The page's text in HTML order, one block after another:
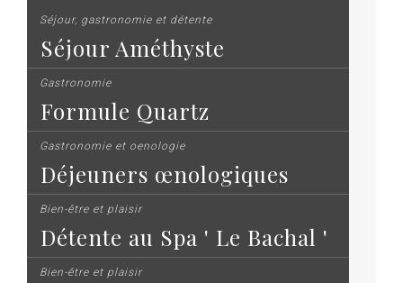
Séjour, gastronomie et détente
Séjour Améthyste
Gastronomie
Formule Quartz
Gastronomie et oenologie
Déjeuners œnologiques
Bien-être et plaisir
Détente au Spa ' Le Bachal '
Bien-être et plaisir